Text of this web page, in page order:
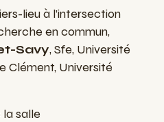
lieu à l’intersection
en commun,
Savy, Sfe, Université
Clément, Université
salle